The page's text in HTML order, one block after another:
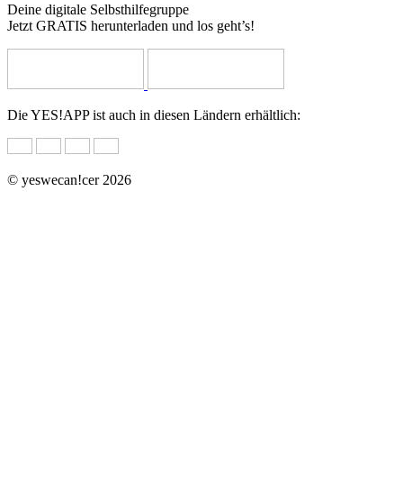
Deine digitale Selbsthilfegruppe
Jetzt GRATIS herunterladen und los geht’s!
Die YES!APP ist auch in diesen Ländern erhältlich:
© yeswecan!cer 2026